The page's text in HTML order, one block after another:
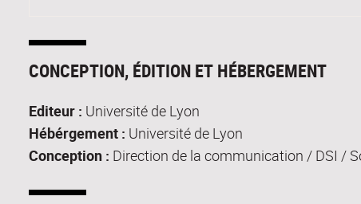
CONCEPTION, ÉDITION ET HÉBERGEMENT
Editeur : Université de Lyon
Hébérgement : Université de Lyon
Conception : Direction de la communication / DSI /